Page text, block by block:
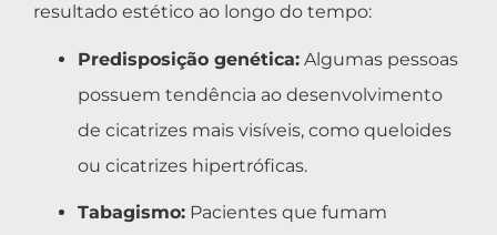
resultado estético ao longo do tempo:
Predisposição genética: Algumas pessoas
possuem tendência ao desenvolvimento
de cicatrizes mais visíveis, como queloides
ou cicatrizes hipertróficas.
Tabagismo: Pacientes que fumam